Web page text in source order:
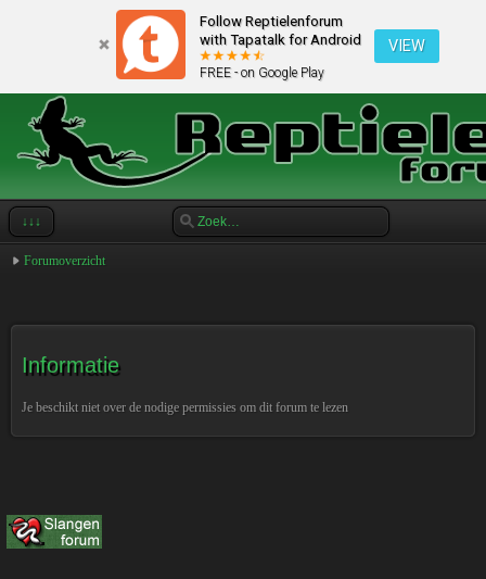
Follow Reptielenforum
with Tapatalk for Android
FREE - on Google Play
VIEW
↓↓↓
Forumoverzicht
Informatie
Je beschikt niet over de nodige permissies om dit forum te lezen